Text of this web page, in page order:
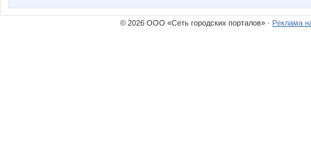
© 2026 ООО «Сеть городских порталов» · Реклама